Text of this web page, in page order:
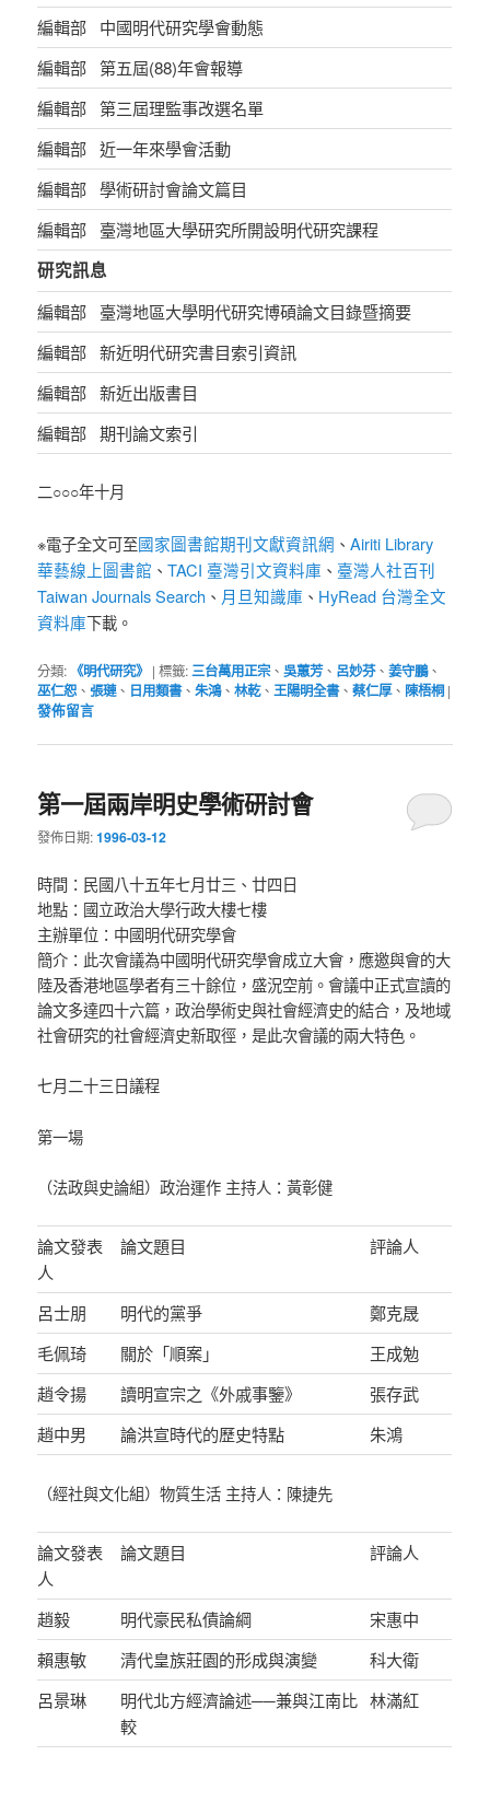
編輯部
中國明代研究學會動態
編輯部 第五屆(88)年會報導
編輯部 第三屆理監事改選名單
編輯部 近一年來學會活動
編輯部 學術研討會論文篇目
編輯部
臺灣地區大學研究所開設明代研究課程
研究訊息
編輯部
臺灣地區大學明代研究博碩論文目錄暨摘要
編輯部 新近明代研究書目索引資訊
編輯部 新近出版書目
編輯部 期刊論文索引
二○○○年十月
※電子全文可至國家圖書館期刊文獻資訊網 、Airiti Library
華藝線上圖書館 、TACI 臺灣引文資料庫 、 臺灣人社百刊
Taiwan Journals Search 、 月旦知識庫 、 HyRead 台灣全文
資料庫下載。
分類: 《明代研究》 |標籤:三台萬用正宗、吳蕙芳、 呂妙芬、姜守鵬、
巫仁恕 、張璉、 日用類書、朱鴻、林乾、王陽明全書、蔡仁厚、 陳梧桐 |
發佈留言
第一屆兩岸明史學術研討會
發佈日期:1996-03-12
時間：民國八十五年七月廿三、廿四日
地點：國立政治大學行政大樓七樓
主辦單位：中國明代研究學會
簡介：此次會議為中國明代研究學會成立大會，應邀與會的大
陸及香港地區學者有三十餘位，盛況空前。會議中正式宣讀的
論文多達四十六篇，政治學術史與社會經濟史的結合，及地域
社會研究的社會經濟史新取徑，是此次會議的兩大特色。
七月二十三日議程
第一場
（法政與史論組）政治運作 主持人：黃彰健
論文發表
人
論文題目 評論人
呂士朋 明代的黨爭
鄭克晟
毛佩琦
關於「順案」
王成勉
趙令揚
讀明宣宗之《外戚事鑒》
張存武
趙中男
論洪宣時代的歷史特點 朱鴻
（經社與文化組）物質生活 主持人：陳捷先
論文發表
人
論文題目 評論人
趙毅 明代豪民私債論綱
宋惠中
賴惠敏
清代皇族莊園的形成與演變
科大衛
呂景琳
明代北方經濟論述──兼與江南比
較
林滿紅